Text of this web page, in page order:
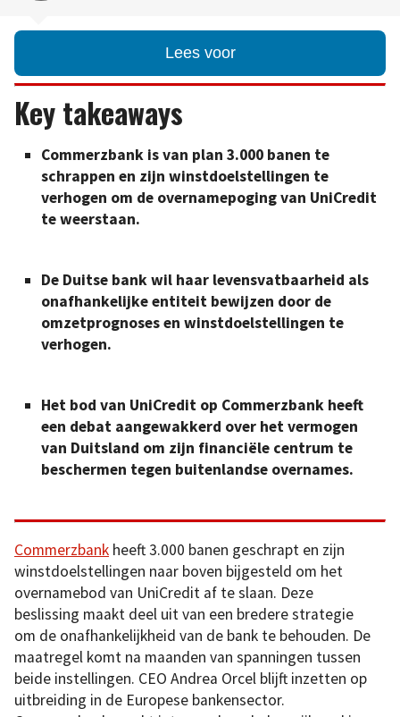
Lees voor
Key takeaways
Commerzbank is van plan 3.000 banen te
schrappen en zijn winstdoelstellingen te
verhogen om de overnamepoging van UniCredit
te weerstaan.
De Duitse bank wil haar levensvatbaarheid als
onafhankelijke entiteit bewijzen door de
omzetprognoses en winstdoelstellingen te
verhogen.
Het bod van UniCredit op Commerzbank heeft
een debat aangewakkerd over het vermogen
van Duitsland om zijn financiële centrum te
beschermen tegen buitenlandse overnames.
Commerzbank heeft 3.000 banen geschrapt en zijn
winstdoelstellingen naar boven bijgesteld om het
overnamebod van UniCredit af te slaan. Deze
beslissing maakt deel uit van een bredere strategie
om de onafhankelijkheid van de bank te behouden. De
maatregel komt na maanden van spanningen tussen
beide instellingen. CEO Andrea Orcel blijft inzetten op
uitbreiding in de Europese bankensector.